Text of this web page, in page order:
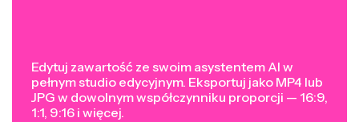
Edytuj zawartość ze swoim asystentem AI w
pełnym studio edycyjnym. Eksportuj jako MP4 lub
JPG w dowolnym współczynniku proporcji — 16:9,
1:1, 9:16 i więcej.